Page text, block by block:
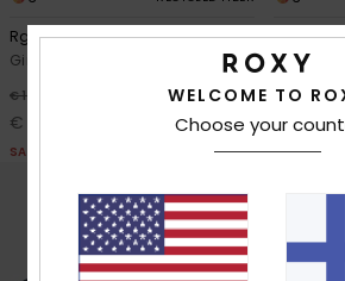
Rg Tahiti
Girls Green Sandals
€ 17,00
€ 11,90
SALE
Rg Viva
Girls Pink
€ 17,00
€ 11,90
SALE
WELCOME TO
Choose your